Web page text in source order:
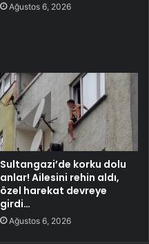
Ağustos 6, 2026
Sultangazi’de korku dolu
anlar! Ailesini rehin aldı,
özel harekat devreye
girdi…
Ağustos 6, 2026